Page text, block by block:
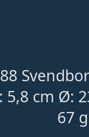
5,8 cm Ø:
67